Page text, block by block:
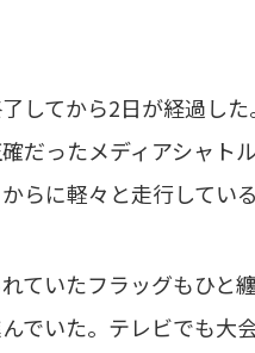
してから2日が経過し
だったメディアシャト
らに軽々と走行してい
ていたフラッグもひと
でいた。テレビでも大